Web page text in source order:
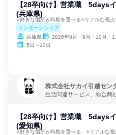
【28卒向け】営業職 5days
(兵庫県)
⭐好きな場所＆時期を選べる⭐リアルな視
インターンシップ
兵庫県
2026年8月・9月・10月・
5日～10日
株式会社サカイ引越セン
生活関連サービス、総合商
【28卒向け】営業職 5days
(愛知県)
⭐好きな場所＆時期を選べる ⭐リアルな